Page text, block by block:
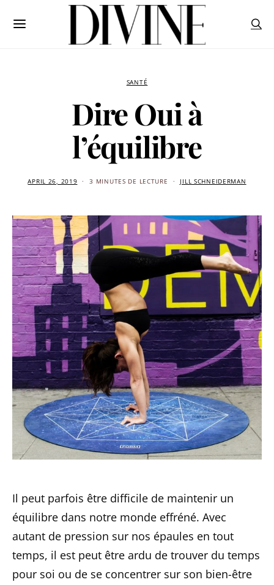
SANTÉ
Dire Oui à
l’équilibre
APRIL 26, 2019 3 MINUTES DE LECTURE JILL SCHNEIDERMAN
Il peut parfois être difficile de maintenir un
équilibre dans notre monde effréné. Avec
autant de pression sur nos épaules en tout
temps, il est peut être ardu de trouver du temps
pour soi ou de se concentrer sur son bien-être